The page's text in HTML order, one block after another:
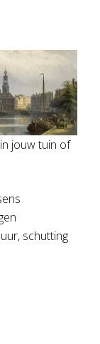
jouw tuin of
schutting